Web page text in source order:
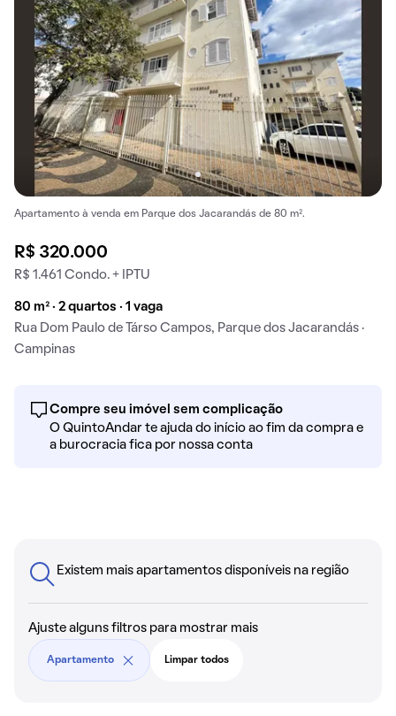
Apartamento à venda em Parque dos Jacarandás de 80 m².
R$ 320.000
R$ 1.461 Condo. + IPTU
80 m² · 2 quartos · 1 vaga
Rua Dom Paulo de Társo Campos, Parque dos Jacarandás ·
Campinas
Compre seu imóvel sem complicação
O QuintoAndar te ajuda do início ao fim da compra e
a burocracia fica por nossa conta
Existem mais apartamentos disponíveis na região
Ajuste alguns filtros para mostrar mais
Apartamento Limpar todos